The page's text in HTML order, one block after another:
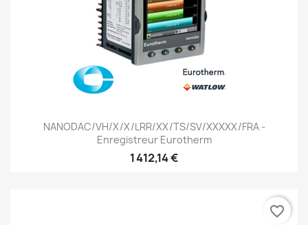
NANODAC/VH/X/X/LRR/XX/TS/SV/XXXXX/FRA -
Enregistreur Eurotherm
1 412,14 €
favorite_border